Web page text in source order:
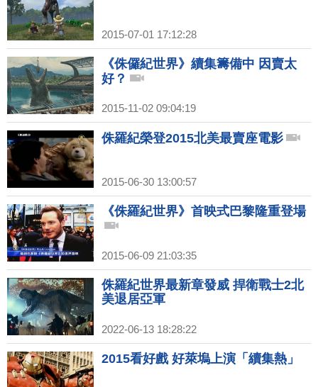
2015-07-01 17:12:28
《侏儸紀世界》續集籌備中 因賣太
好？
2015-11-02 09:04:19
侏羅紀榮登2015北美最賣座電影
2015-06-30 13:00:57
《侏羅紀世界》首映式巴黎隆重登場
2015-06-09 21:03:35
侏羅紀世界最新章發威 捍衛戰士2北
美退居亞軍
2022-06-13 18:28:22
2015看好戲 好萊塢上演「續集熱」